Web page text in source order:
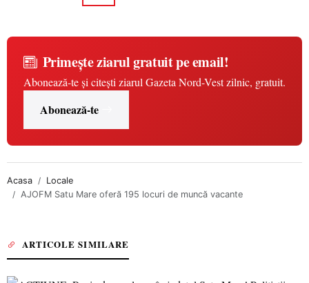
Primește ziarul gratuit pe email!
Abonează-te și citești ziarul Gazeta Nord-Vest zilnic, gratuit.
Abonează-te
Acasa
Locale
AJOFM Satu Mare oferă 195 locuri de muncă vacante
ARTICOLE SIMILARE